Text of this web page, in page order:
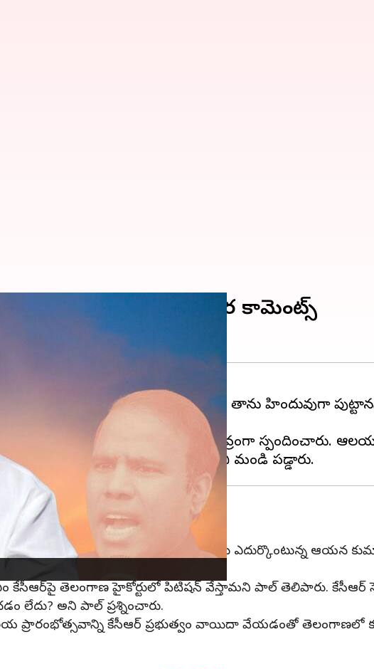
చనిపోతాను'; కేఏ పాల్ ఆసక్తికర కామెంట్స్
ఆసక్తిక వ్యాఖ్యలు చేశారు. తాను హిందువుగా
ఉంటానని వెల్లడించారు.
రూ.600 కోట్లు ప్రకటించడంపై పాల్ తీవ్రంగా స్పందించారు. ఆలయ
పాల్. దిల్లీ మద్యం కుంభకోణంలో ఆరోపణలు ఎదుర్కొంటున్న ఆయన
కేసీఆర్‌పై తెలంగాణ హైకోర్టులో పిటిషన్ వేస్తామని పాల్ తెలిపారు.
లేదు? అని పాల్ ప్రశ్నించారు.
కేసీఆర్ ప్రభుత్వం వాయిదా వేయడంతో తెలంగాణలో